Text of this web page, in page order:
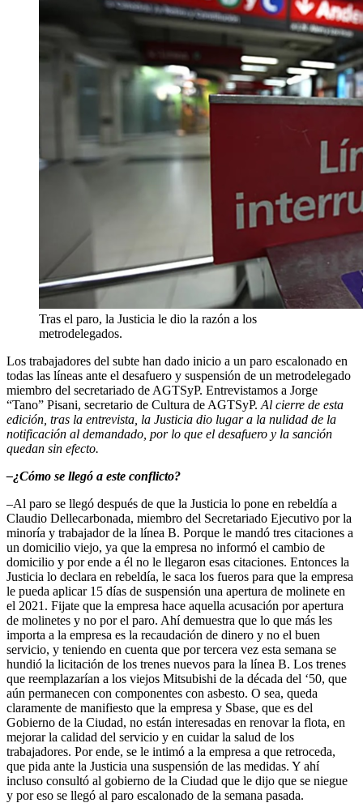
Tras el paro, la Justicia le dio la razón a los
metrodelegados.
Los trabajadores del subte han dado inicio a un paro escalonado en
todas las líneas ante el desafuero y suspensión de un metrodelegado
miembro del secretariado de AGTSyP. Entrevistamos a Jorge
“Tano” Pisani, secretario de Cultura de AGTSyP. Al cierre de esta
edición, tras la entrevista, la Justicia dio lugar a la nulidad de la
notificación al demandado, por lo que el desafuero y la sanción
quedan sin efecto.
–¿Cómo se llegó a este conflicto?
–Al paro se llegó después de que la Justicia lo pone en rebeldía a
Claudio Dellecarbonada, miembro del Secretariado Ejecutivo por la
minoría y trabajador de la línea B. Porque le mandó tres citaciones a
un domicilio viejo, ya que la empresa no informó el cambio de
domicilio y por ende a él no le llegaron esas citaciones. Entonces la
Justicia lo declara en rebeldía, le saca los fueros para que la empresa
le pueda aplicar 15 días de suspensión una apertura de molinete en
el 2021. Fijate que la empresa hace aquella acusación por apertura
de molinetes y no por el paro. Ahí demuestra que lo que más les
importa a la empresa es la recaudación de dinero y no el buen
servicio, y teniendo en cuenta que por tercera vez esta semana se
hundió la licitación de los trenes nuevos para la línea B. Los trenes
que reemplazarían a los viejos Mitsubishi de la década del ‘50, que
aún permanecen con componentes con asbesto. O sea, queda
claramente de manifiesto que la empresa y Sbase, que es del
Gobierno de la Ciudad, no están interesadas en renovar la flota, en
mejorar la calidad del servicio y en cuidar la salud de los
trabajadores. Por ende, se le intimó a la empresa a que retroceda,
que pida ante la Justicia una suspensión de las medidas. Y ahí
incluso consultó al gobierno de la Ciudad que le dijo que se niegue
y por eso se llegó al paro escalonado de la semana pasada.